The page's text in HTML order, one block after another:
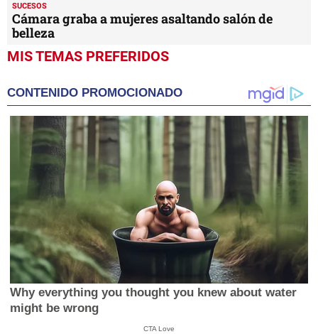
SUCESOS
Cámara graba a mujeres asaltando salón de
belleza
MIS TEMAS PREFERIDOS
CONTENIDO PROMOCIONADO
Why everything you thought you knew about water
might be wrong
CTA Love